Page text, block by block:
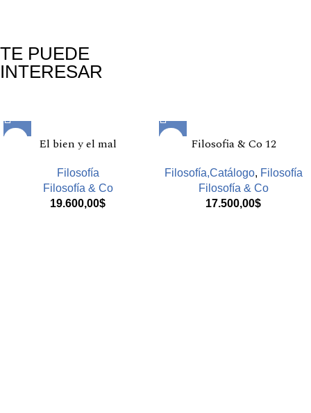
TE PUEDE
INTERESAR
El bien y el mal
Filosofía
Filosofía & Co
19.600,00$
Filosofia & Co 12
Filosofía,Catálogo, Filosofía
Filosofía & Co
17.500,00$